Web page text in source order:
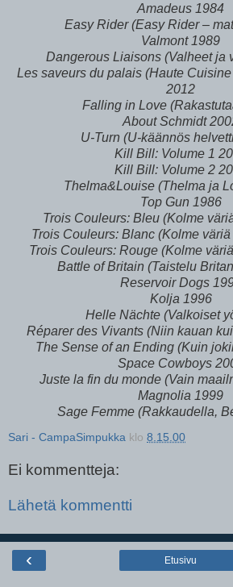
Amadeus 1984
Easy Rider (Easy Rider –
Valmont 1989
Dangerous Liaisons (Valheet ja
Les saveurs du palais (Haute
2012
Falling in Love
About Schmidt
U-Turn (U-käännös
Kill Bill: Volume 1
Kill Bill: Volume 2
Thelma&Louise (Thelma ja
Top Gun 1986
Trois Couleurs: Bleu (Kolme
Trois Couleurs: Blanc (Kolme
Trois Couleurs: Rouge (Kolme
Battle of Britain (Taistelu
Reservoir Dogs
Kolja 1996
Helle Nächte (Valkoiset
Réparer des Vivants (Niin kauan
The Sense of an Ending (Kuin
Space Cowboys
Juste la fin du monde (Vain
Magnolia 1999
Sage Femme (Rakkaudella,
Sari - CampaSimpukka klo 8.15.00
Ei kommentteja:
Lähetä kommentti
‹ Etusivu